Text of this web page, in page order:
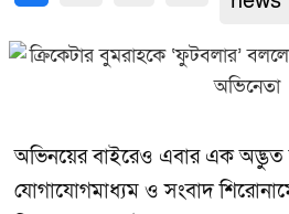
অভিনয়ের বাইরেও এবার এক অদ্ভুত
যোগাযোগমাধ্যম ও সংবাদ